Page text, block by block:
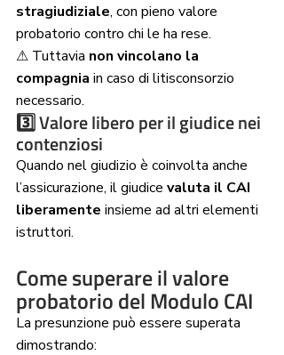
stragiudiziale, con pieno valore
probatorio contro chi le ha rese.
⚠ Tuttavia non vincolano la
compagnia in caso di litisconsorzio
necessario.
3️⃣ Valore libero per il giudice nei
contenziosi
Quando nel giudizio è coinvolta anche
l’assicurazione, il giudice valuta il CAI
liberamente insieme ad altri elementi
istruttori.
Come superare il valore
probatorio del Modulo CAI
La presunzione può essere superata
dimostrando: